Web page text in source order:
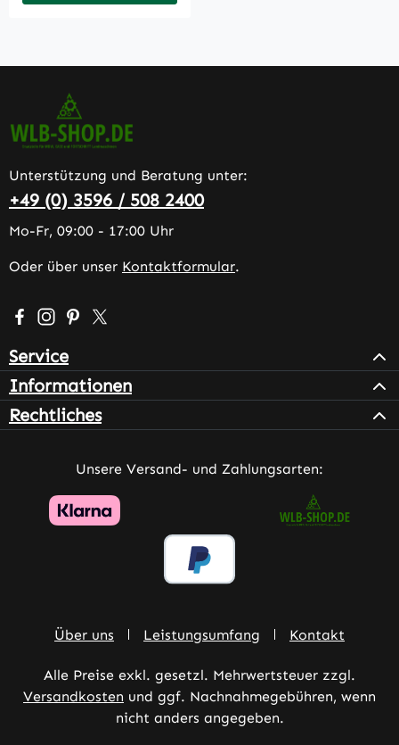
Unterstützung und Beratung unter:
+49 (0) 3596 / 508 2400
Mo-Fr, 09:00 - 17:00 Uhr
Oder über unser Kontaktformular.
Besuche uns auf Facebook – öffnet in neuem Tab
Schau auf Instagram vorbei – öffnet in neuem Tab
Lass dich auf Pinterest inspirieren – öffnet in
Folge uns auf X – öffnet in neuem Tab
Service
Informationen
Rechtliches
Unsere Versand- und Zahlungsarten:
Über uns Leistungsumfang Kontakt
Alle Preise exkl. gesetzl. Mehrwertsteuer zzgl.
Versandkosten und ggf. Nachnahmegebühren, wenn
nicht anders angegeben.